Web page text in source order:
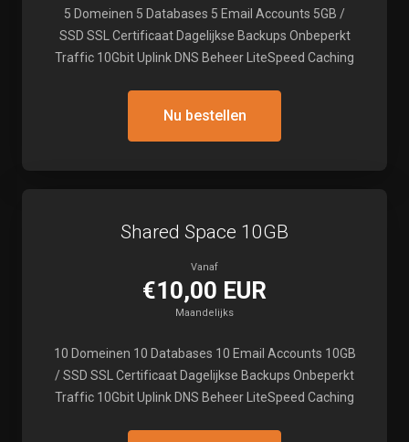
5 Domeinen 5 Databases 5 Email Accounts 5GB /
SSD SSL Certificaat Dagelijkse Backups Onbeperkt
Traffic 10Gbit Uplink DNS Beheer LiteSpeed Caching
Nu bestellen
Shared Space 10GB
Vanaf
€10,00 EUR
Maandelijks
10 Domeinen 10 Databases 10 Email Accounts 10GB
/ SSD SSL Certificaat Dagelijkse Backups Onbeperkt
Traffic 10Gbit Uplink DNS Beheer LiteSpeed Caching